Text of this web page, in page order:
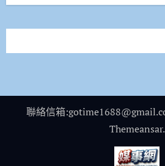
聯絡信箱
Themeansar.